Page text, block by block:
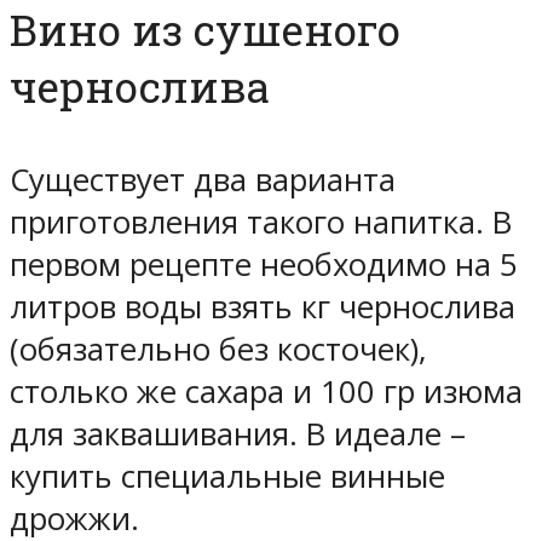
Вино из сушеного
чернослива
Существует два варианта
приготовления такого напитка. В
первом рецепте необходимо на 5
литров воды взять кг чернослива
(обязательно без косточек),
столько же сахара и 100 гр изюма
для заквашивания. В идеале –
купить специальные винные
дрожжи.